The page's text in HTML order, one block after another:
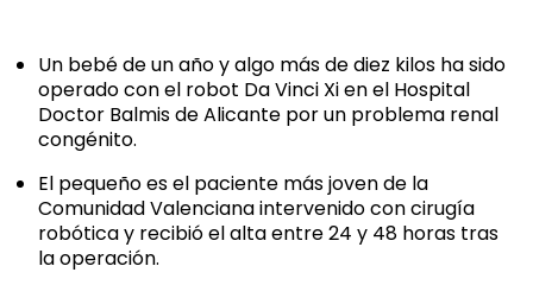
Un bebé de un año y algo más de diez kilos ha sido
operado con el robot Da Vinci Xi en el Hospital
Doctor Balmis de Alicante por un problema renal
congénito.
El pequeño es el paciente más joven de la
Comunidad Valenciana intervenido con cirugía
robótica y recibió el alta entre 24 y 48 horas tras
la operación.